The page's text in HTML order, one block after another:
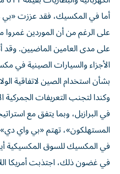
أما في المكسيك، فقد عززت «بي
على الرغم من أن الموردين غمروا
على مدى العامين الماضيين. وقد
الأجزاء والسيارات الصينية
بشأن استخدام الصين لاتفاقية
وكندا لتجنب التعريفات الجمركية
في البرازيل، وبما يتفق مع
المستهلكون»، تهتم «بي واي دي»
في المكسيك للسوق المكسيكية